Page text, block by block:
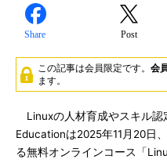
Share Post
この記事は会員限定です。 会
ます。
Linuxの人材育成やスキル認
Educationは2025年11月20日
る無料オンラインコース「